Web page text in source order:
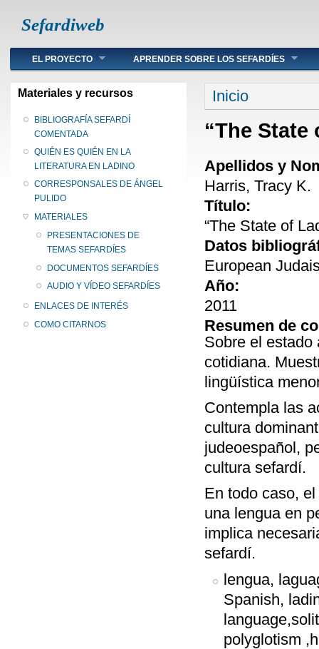
Sefardiweb
Main menu
EL PROYECTO APRENDER SOBRE LOS SEFARDÍES
Materiales y recursos
BIBLIOGRAFÍA SEFARDÍ
COMENTADA
QUIÉN ES QUIÉN EN LA
LITERATURA EN LADINO
CORRESPONSALES DE ÁNGEL
PULIDO
MATERIALES
PRESENTACIONES DE
TEMAS SEFARDÍES
DOCUMENTOS SEFARDÍES
AUDIO Y VÍDEO SEFARDÍES
ENLACES DE INTERÉS
COMO CITARNOS
Se encuentra
Inicio
“The State
Apellidos y
Harris, Tracy K.
Título:
“The State of
Datos
European
Año:
2011
Resumen de
Sobre el estado
cotidiana.
lingüística
Contempla las
cultura
judeoespañol,
cultura sefardí.
En todo caso,
una lengua en
implica
sefardí.
lengua,
Spanish,
polyglotism